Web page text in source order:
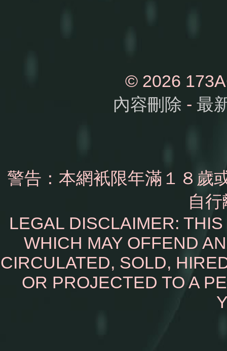
© 2026
內容刪除 - 最
警告：本網衹限年滿１８歲
自
LEGAL DISCLAIMER:
WHICH MAY OFFEND
CIRCULATED, SOLD,
OR PROJECTED TO A